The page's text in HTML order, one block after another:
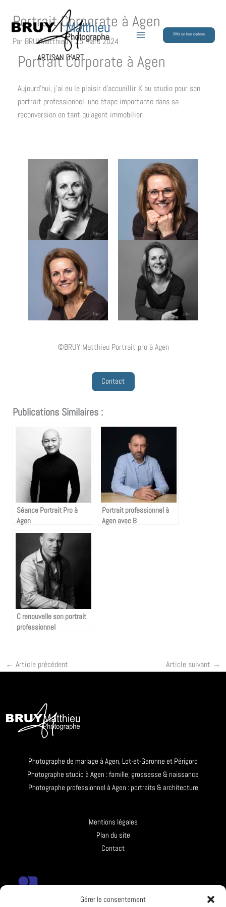
Gérer le consentement
contenu
Offrir un bon cadeau
Portrait Corporate à Agen
Par BRUYMatthieu/25 mars 2024
Portrait Corporate à Agen
Aujourd’hui, j’ai eu le plaisir d’accueillir K au studio pour son
portrait professionnel, une étape importante dans sa
reconversion en tant qu’agent immobilier.
©BRUY Matthieu Portrait pro à Agen
Contact
Publications Similaires :
Séance Portrait Pro à
Agen
Portrait professionnel à
Agen avec B
C renouvelle son portrait
professionnel
← Article précédent Article suivant →
Photographe de mariage à Agen, Lot-et-Garonne et Périgord
Photographe studio à Agen : famille, grossesse & naissance
Photographe professionnel à Agen : portraits & architecture
Mentions légales
Plan du site
Contact